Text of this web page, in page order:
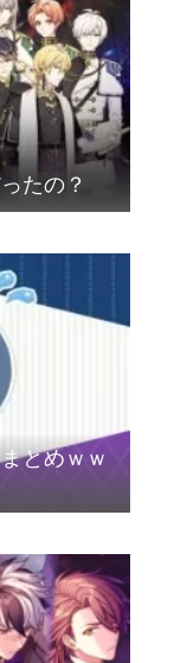
たの？
とめｗｗ